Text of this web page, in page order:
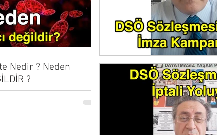
Nedir ? Neden
?